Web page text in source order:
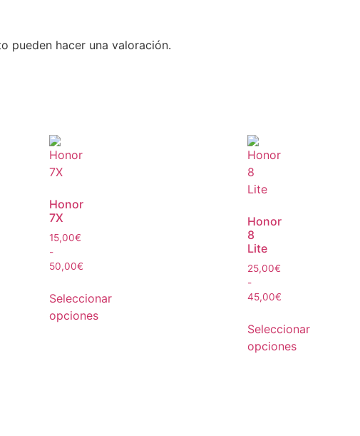
pueden hacer una valoración.
Honor
7X
15,00€
-
50,00€
Seleccionar
opciones
Honor
8
Lite
25,00€
-
45,00€
Seleccionar
opciones